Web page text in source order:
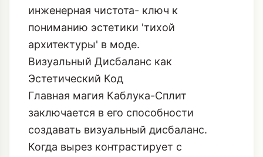
инженерная чистота- ключ к
пониманию эстетики 'тихой
архитектуры' в моде.
Визуальный Дисбаланс как
Эстетический Код
Главная магия Каблука-Сплит
заключается в его способности
создавать визуальный дисбаланс.
Когда вырез контрастирует с